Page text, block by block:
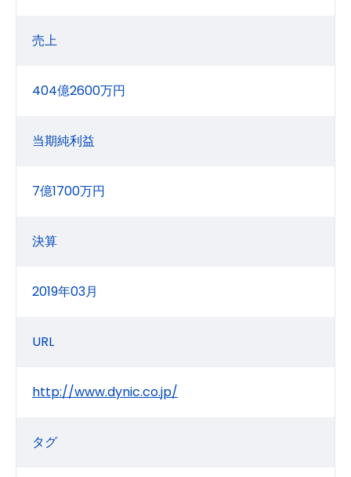
売上
404億2600万円
当期純利益
7億1700万円
決算
2019年03月
URL
http://www.dynic.co.jp/
タグ